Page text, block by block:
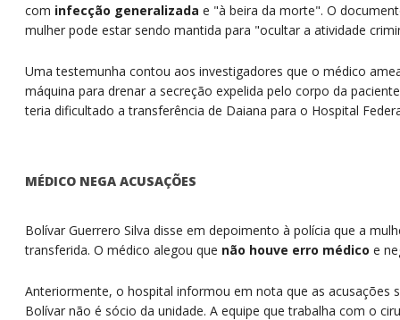
com infecção generalizada e "à beira da morte". O
mulher pode estar sendo mantida para "ocultar a atividade
Uma testemunha contou aos investigadores que o médico
máquina para drenar a secreção expelida pelo corpo da
teria dificultado a transferência de Daiana para o Hospital
MÉDICO NEGA ACUSAÇÕES
Bolívar Guerrero Silva disse em depoimento à polícia que a
transferida. O médico alegou que não houve erro médico e
Anteriormente, o hospital informou em nota que as acusações
Bolívar não é sócio da unidade. A equipe que trabalha com o